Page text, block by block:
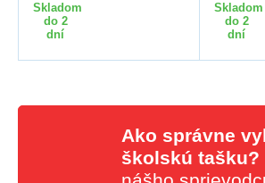
Skladom
do 2
dní
Skladom
do 2
dní
Ako správne
školskú tašku?